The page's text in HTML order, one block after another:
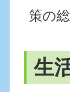
策の
生